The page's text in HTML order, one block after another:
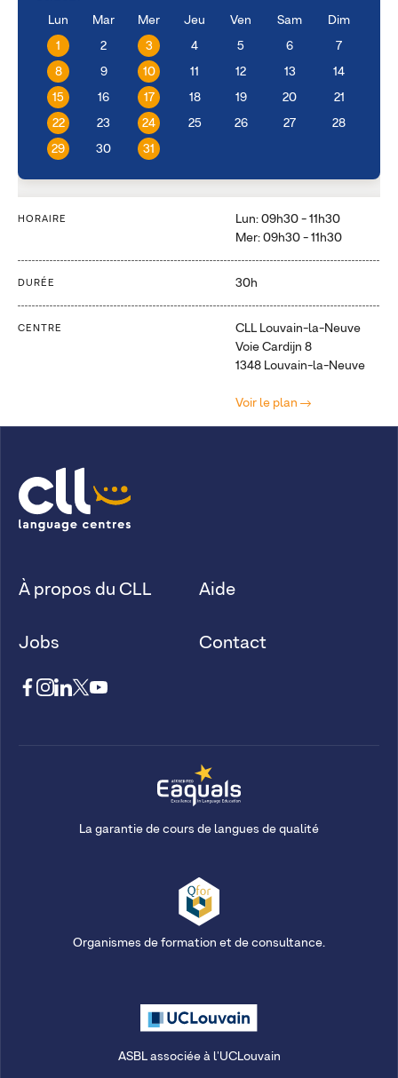
Lun
Mar Mer Jeu Ven Sam Dim
1 2 3 4 5 6 7
8 9 10 11 12 13 14
15 16 17 18 19 20 21
22 23 24 25 26 27 28
29 30 31
HORAIRE
Lun: 09h30 - 11h30
Mer: 09h30 - 11h30
DURÉE 30h
CENTRE
CLL Louvain-la-Neuve
Voie Cardijn 8
1348 Louvain-la-Neuve
Voir le plan
À propos du CLL
Jobs
Aide
Contact
La garantie de cours de langues de qualité
Organismes de formation et de consultance.
ASBL associée à l'UCLouvain